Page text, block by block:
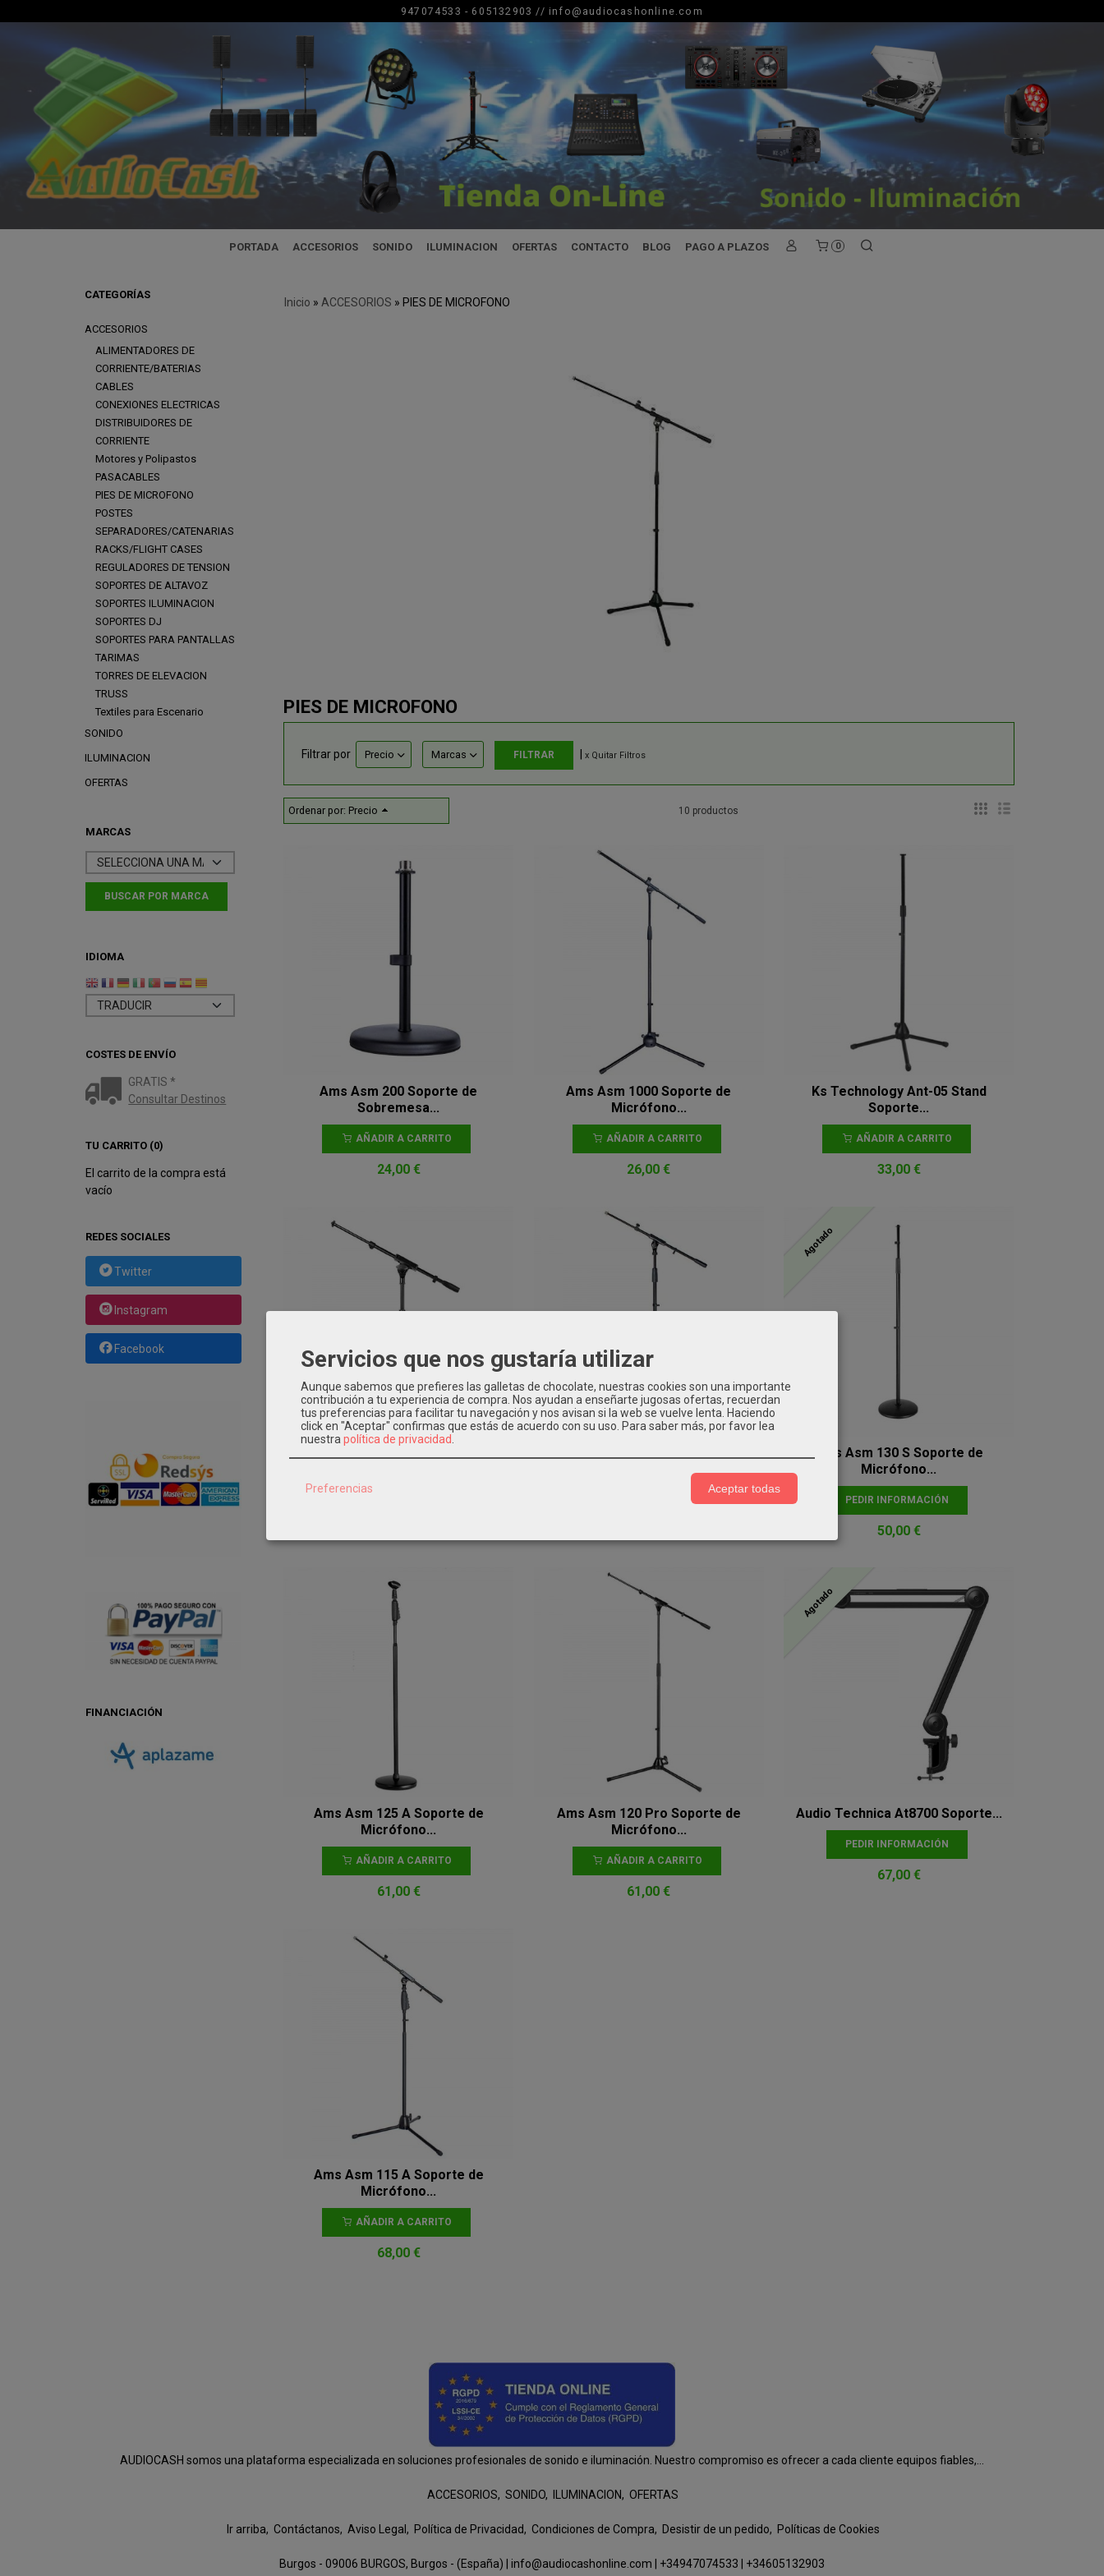
947074533 - 605132903 // info@audiocashonline.com
PORTADA ACCESORIOS SONIDO ILUMINACION OFERTAS CONTACTO BLOG PAGO A PLAZOS 0
CATEGORÍAS
ACCESORIOS
ALIMENTADORES DE
CORRIENTE/BATERIAS
CABLES
CONEXIONES ELECTRICAS
DISTRIBUIDORES DE
CORRIENTE
Motores y Polipastos
PASACABLES
PIES DE MICROFONO
POSTES
SEPARADORES/CATENARIAS
RACKS/FLIGHT CASES
REGULADORES DE TENSION
SOPORTES DE ALTAVOZ
SOPORTES ILUMINACION
SOPORTES DJ
SOPORTES PARA PANTALLAS
TARIMAS
TORRES DE ELEVACION
TRUSS
Textiles para Escenario
SONIDO
ILUMINACION
OFERTAS
MARCAS
IDIOMA
COSTES DE ENVÍO
GRATIS *
Consultar Destinos
TU CARRITO (0)
El carrito de la compra está
vacío
REDES SOCIALES
Twitter
Instagram
Facebook
FINANCIACIÓN
Inicio » ACCESORIOS » PIES DE MICROFONO
PIES DE MICROFONO
Filtrar por Precio Marcas x Quitar Filtros
Ordenar por: Precio 10 productos
Ams Asm 200 Soporte de
Sobremesa...
AÑADIR A CARRITO
24,00 €
Ams Asm 1000 Soporte de
Micrófono...
AÑADIR A CARRITO
26,00 €
Ks Technology Ant-05 Stand
Soporte...
AÑADIR A CARRITO
33,00 €
AÑADIR A CARRITO
Agotado
Ams Asm 130 S Soporte de
Micrófono...
PEDIR INFORMACIÓN
50,00 €
Ams Asm 125 A Soporte de
Micrófono...
AÑADIR A CARRITO
61,00 €
Ams Asm 120 Pro Soporte de
Micrófono...
AÑADIR A CARRITO
61,00 €
Agotado
Audio Technica At8700 Soporte...
PEDIR INFORMACIÓN
67,00 €
Ams Asm 115 A Soporte de
Micrófono...
AÑADIR A CARRITO
68,00 €
AUDIOCASH somos una plataforma especializada en soluciones profesionales de sonido e iluminación. Nuestro compromiso es ofrecer a cada cliente equipos fiables,...
ACCESORIOS SONIDO ILUMINACION OFERTAS
Ir arriba Contáctanos Aviso Legal Política de Privacidad Condiciones de Compra Desistir de un pedido Políticas de Cookies
Burgos - 09006 BURGOS, Burgos - (España) | info@audiocashonline.com | +34947074533
+34605132903
Servicios que nos gustaría utilizar
Aunque sabemos que prefieres las galletas de chocolate, nuestras cookies son una importante
contribución a tu experiencia de compra. Nos ayudan a enseñarte jugosas ofertas, recuerdan
tus preferencias para facilitar tu navegación y nos avisan si la web se vuelve lenta. Haciendo
click en "Aceptar" confirmas que estás de acuerdo con su uso. Para saber más, por favor lea
nuestrapolítica de privacidad.
Preferencias Aceptar todas